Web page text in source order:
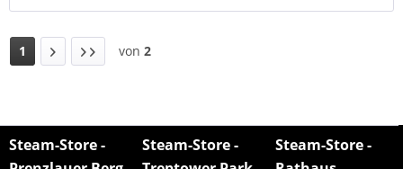
1 von 2
Steam-Store -
Steam-Store -
Steam-Store -